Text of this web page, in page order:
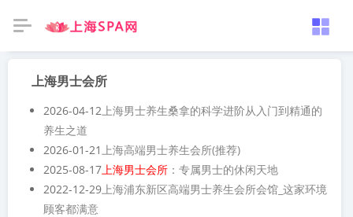
上海男士会所
2026-04-12上海男士养生桑拿的科学进阶从入门到精通的
养生之道
2026-01-21上海高端男士养生会所(推荐)
2025-08-17上海男士会所 ：专属男士的休闲天地
2022-12-29上海浦东新区高端男士养生会所会馆_这家环境
顾客都满意